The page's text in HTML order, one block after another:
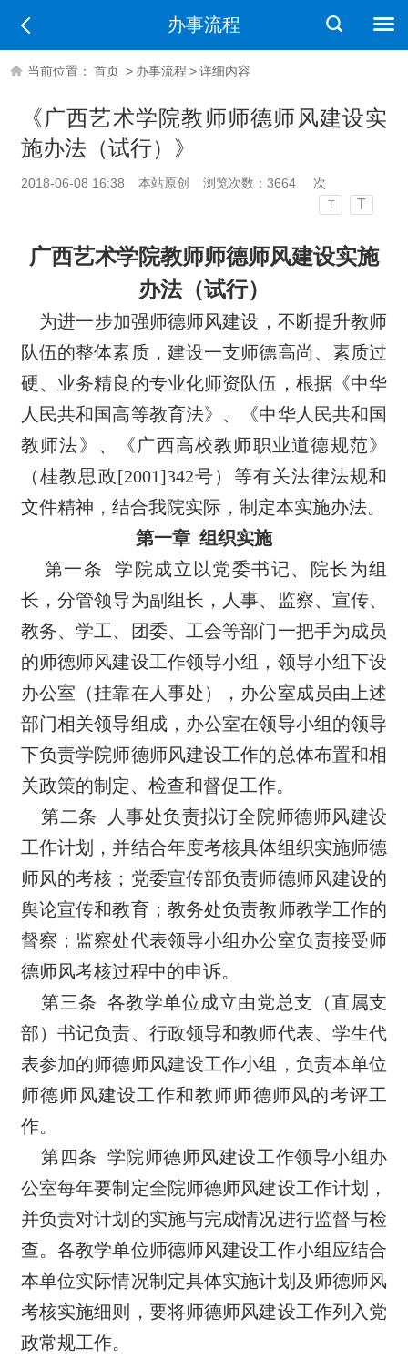
办事流程
当前位置： 首页 > 办事流程 >详细内容
《广西艺术学院教师师德师风建设实
施办法（试行）》
2018-06-08 16:38 本站原创 浏览次数： 3664 次
T T
广西艺术学院教师师德师风建设实施
办法（试行）
为进一步加强师德师风建设，不断提升教师
队伍的整体素质，建设一支师德高尚、素质过
硬、业务精良的专业化师资队伍，根据《中华
人民共和国高等教育法》、《中华人民共和国
教师法》、《广西高校教师职业道德规范》
（桂教思政[2001]342号）等有关法律法规和
文件精神，结合我院实际，制定本实施办法。
第一章 组织实施
第一条
学院成立以党委书记、院长为组
长，分管领导为副组长，人事、监察、宣传、
教务、学工、团委、工会等部门一把手为成员
的师德师风建设工作领导小组，领导小组下设
办公室（挂靠在人事处），办公室成员由上述
部门相关领导组成，办公室在领导小组的领导
下负责学院师德师风建设工作的总体布置和相
关政策的制定、检查和督促工作。
第二条
人事处负责拟订全院师德师风建设
工作计划，并结合年度考核具体组织实施师德
师风的考核；党委宣传部负责师德师风建设的
舆论宣传和教育；教务处负责教师教学工作的
督察；监察处代表领导小组办公室负责接受师
德师风考核过程中的申诉。
第三条 各教学单位成立由党总支（直属支
部）书记负责、行政领导和教师代表、学生代
表参加的师德师风建设工作小组，负责本单位
师德师风建设工作和教师师德师风的考评工
作。
第四条 学院师德师风建设工作领导小组办
公室每年要制定全院师德师风建设工作计划，
并负责对计划的实施与完成情况进行监督与检
查。各教学单位师德师风建设工作小组应结合
本单位实际情况制定具体实施计划及师德师风
考核实施细则，要将师德师风建设工作列入党
政常规工作。